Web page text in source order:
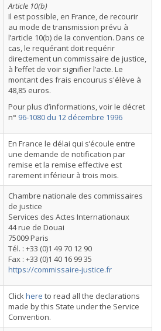
Article 10(b)
Il est possible, en France, de recourir
au mode de transmission prévu à
l’article 10(b) de la convention. Dans ce
cas, le requérant doit requérir
directement un commissaire de justice,
à l’effet de voir signifier l’acte. Le
montant des frais encourus s'élève à
48,85 euros.
Pour plus d’informations, voir le décret
n° 96-1080 du 12 décembre 1996
En France le délai qui s’écoule entre
une demande de notification par
remise et la remise effective est
rarement inférieur à trois mois.
Chambre nationale des commissaires
de justice
Services des Actes Internationaux
44 rue de Douai
75009 Paris
Tél. : +33 (0)1 49 70 12 90
Fax : +33 (0)1 40 16 99 35
https://commissaire-justice.fr
Clickhere to read all the declarations
made by this State under the Service
Convention.